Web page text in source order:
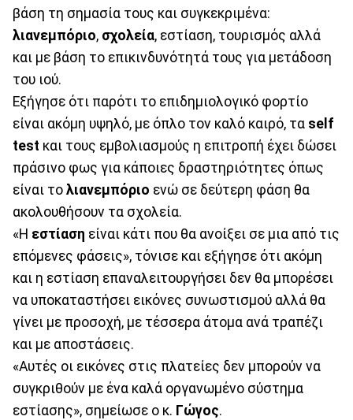
βάση τη σημασία τους και συγκεκριμένα:
λιανεμπόριο, σχολεία, εστίαση, τουρισμός αλλά
και με βάση το επικινδυνότητά τους για μετάδοση
του ιού.
Εξήγησε ότι παρότι το επιδημιολογικό φορτίο
είναι ακόμη υψηλό, με όπλο τον καλό καιρό, τα self
test και τους εμβολιασμούς η επιτροπή έχει δώσει
πράσινο φως για κάποιες δραστηριότητες όπως
είναι το λιανεμπόριο ενώ σε δεύτερη φάση θα
ακολουθήσουν τα σχολεία.
«Η εστίαση είναι κάτι που θα ανοίξει σε μια από τις
επόμενες φάσεις», τόνισε και εξήγησε ότι ακόμη
και η εστίαση επαναλειτουργήσει δεν θα μπορέσει
να υποκαταστήσει εικόνες συνωστισμού αλλά θα
γίνει με προσοχή, με τέσσερα άτομα ανά τραπέζι
και με αποστάσεις.
«Αυτές οι εικόνες στις πλατείες δεν μπορούν να
συγκριθούν με ένα καλά οργανωμένο σύστημα
εστίασης», σημείωσε ο κ. Γώγος.